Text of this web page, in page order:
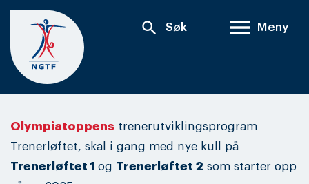
Skip
content
search Søk Meny
Olympiatoppens trenerutviklingsprogram
Trenerløftet, skal i gang med nye kull på
Trenerløftet 1 og Trenerløftet 2 som starter opp